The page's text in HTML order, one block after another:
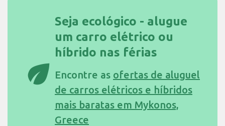
eco
Seja ecológico - alugue
um carro elétrico ou
híbrido nas férias
Encontre as ofertas de aluguel
de carros elétricos e híbridos
mais baratas em Mykonos,
Greece